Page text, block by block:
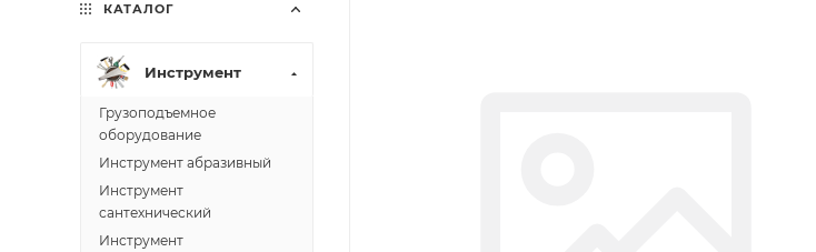
КАТАЛОГ
Инструмент
Грузоподъемное
оборудование
Инструмент абразивный
Инструмент
сантехнический
Инструмент